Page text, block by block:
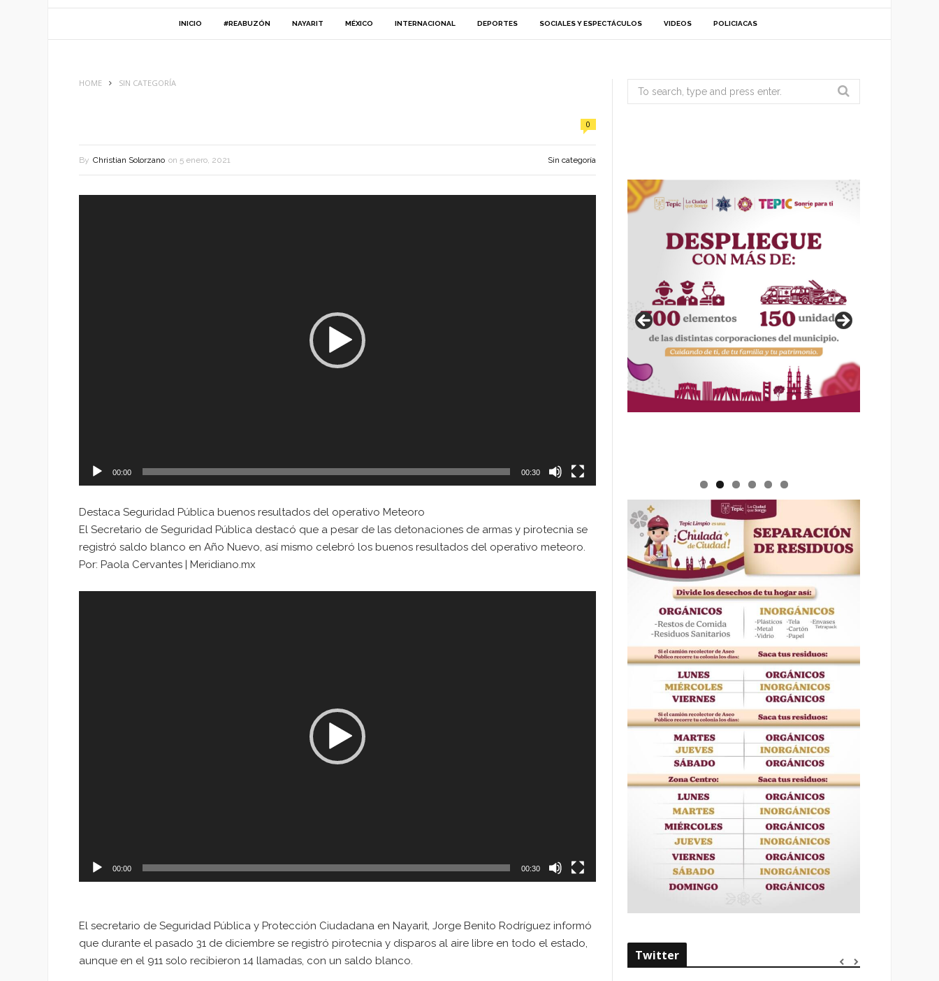
INICIO #REABUZÓN NAYARIT MÉXICO INTERNACIONAL DEPORTES SOCIALES Y ESPECTÁCULOS VIDEOS POLICIACAS
HOME SIN CATEGORÍA
0
By Christian Solorzano on 5 enero, 2021 Sin categoría
00:00 00:30
Destaca Seguridad Pública buenos resultados del operativo Meteoro
El Secretario de Seguridad Pública destacó que a pesar de las detonaciones de armas y pirotecnia se
registró saldo blanco en Año Nuevo, así mismo celebró los buenos resultados del operativo meteoro.
Por: Paola Cervantes | Meridiano.mx
00:00 00:30
El secretario de Seguridad Pública y Protección Ciudadana en Nayarit, Jorge Benito Rodríguez informó
que durante el pasado 31 de diciembre se registró pirotecnia y disparos al aire libre en todo el estado,
aunque en el 911 solo recibieron 14 llamadas, con un saldo blanco.
Search
for:
Twitter